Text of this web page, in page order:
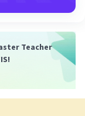
Teacher